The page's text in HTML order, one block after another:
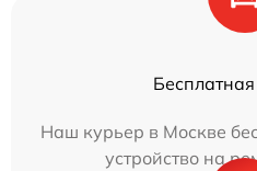
Наш курьер в Москве
устройство на